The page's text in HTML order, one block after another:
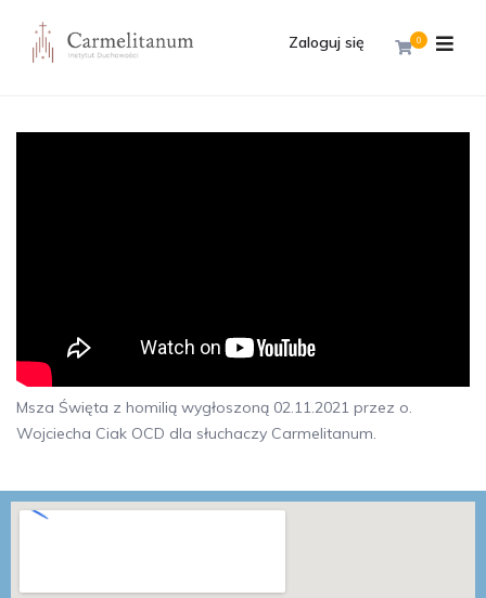
0
Zaloguj się
Msza Święta z homilią wygłoszoną 02.11.2021 przez o.
Wojciecha Ciak OCD dla słuchaczy Carmelitanum.